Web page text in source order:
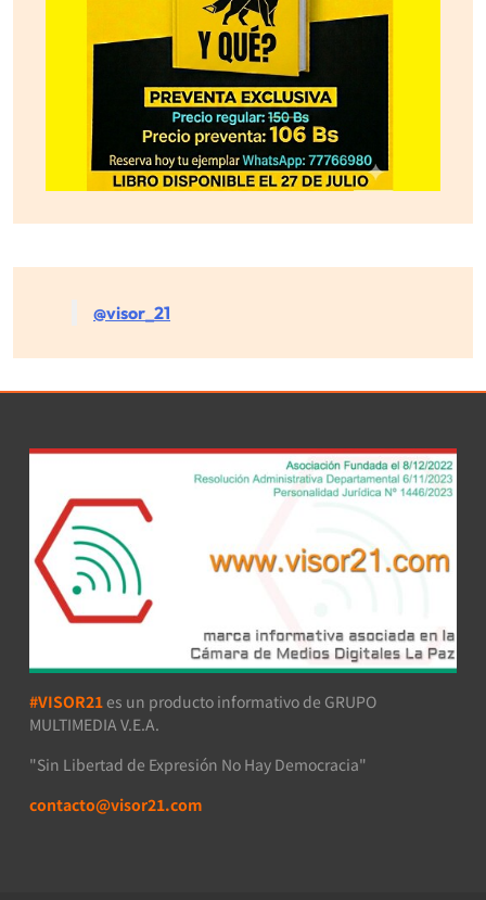
@visor_21
#VISOR21 es un producto informativo de GRUPO
MULTIMEDIA V.E.A.
"Sin Libertad de Expresión No Hay Democracia"
contacto@visor21.com